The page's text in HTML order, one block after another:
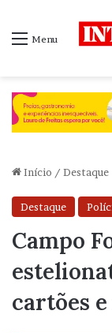
Menu
Início / Destaque
Destaque
Campo
cartões